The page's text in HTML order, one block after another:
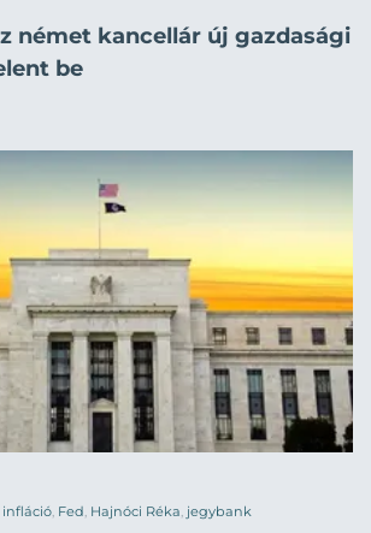
német kancellár új gazdasági
be
infláció, Fed, Hajnóci Réka, jegybank